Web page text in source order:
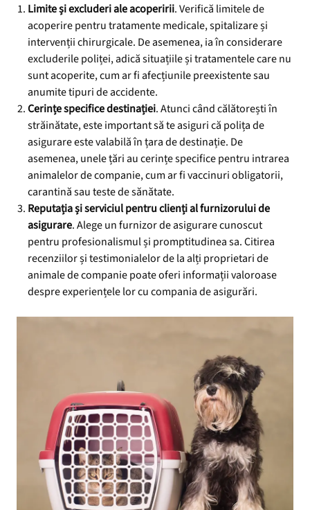
Limite și excluderi ale acoperirii. Verifică limitele de
acoperire pentru tratamente medicale, spitalizare și
intervenții chirurgicale. De asemenea, ia în considerare
excluderile poliței, adică situațiile și tratamentele care nu
sunt acoperite, cum ar fi afecțiunile preexistente sau
anumite tipuri de accidente.
Cerințe specifice destinației. Atunci când călătorești în
străinătate, este important să te asiguri că polița de
asigurare este valabilă în țara de destinație. De
asemenea, unele țări au cerințe specifice pentru intrarea
animalelor de companie, cum ar fi vaccinuri obligatorii,
carantină sau teste de sănătate.
Reputația și serviciul pentru clienți al furnizorului de
asigurare. Alege un furnizor de asigurare cunoscut
pentru profesionalismul și promptitudinea sa. Citirea
recenziilor și testimonialelor de la alți proprietari de
animale de companie poate oferi informații valoroase
despre experiențele lor cu compania de asigurări.